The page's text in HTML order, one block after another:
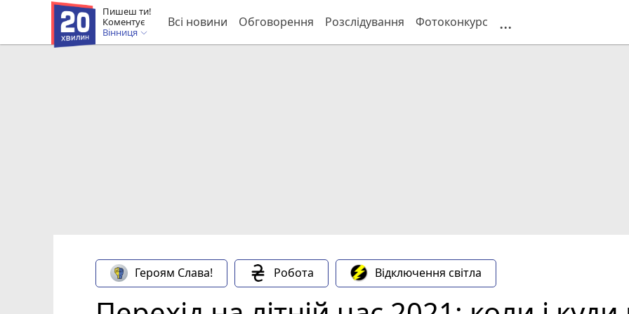
Пишеш ти!
Коментує
Вінниця
Всі новини Обговорення Розслідування Фотоконкурс ...
Героям Слава! Робота Відключення світла